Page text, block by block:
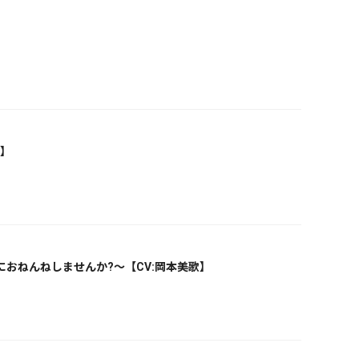
ねんねしませんか?～【CV:岡本美歌】